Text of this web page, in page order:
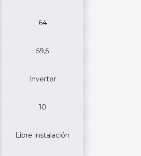
64
59,5
Inverter
10
Libre instalación